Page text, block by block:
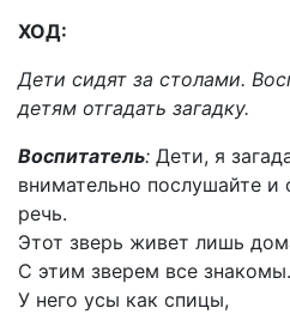
ХОД:
Дети сидят за столами.
детям отгадать загадку.
Воспитатель: Дети, я
внимательно послушайте и
речь.
Этот зверь живет лишь
С этим зверем все знакомы.
У него усы как спицы,